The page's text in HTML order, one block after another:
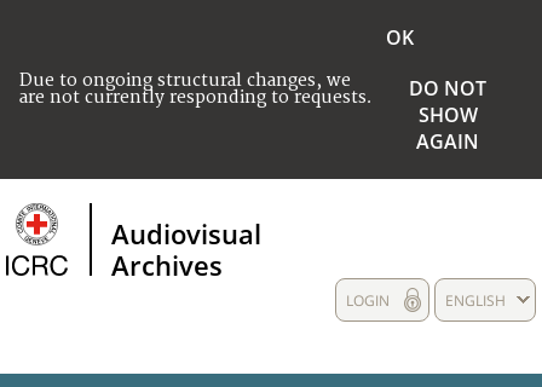
Due to ongoing structural changes, we
are not currently responding to requests.
OK
DO NOT
SHOW
AGAIN
Audiovisual
Archives
ENGLISH
LOGIN